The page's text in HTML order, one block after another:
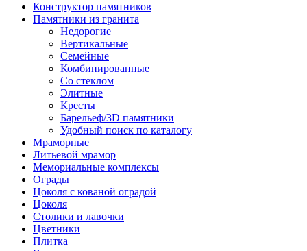
Конструктор памятников
Памятники из гранита
Недорогие
Вертикальные
Семейные
Комбинированные
Со стеклом
Элитные
Кресты
Барельеф/3D памятники
Удобный поиск по каталогу
Мраморные
Литьевой мрамор
Мемориальные комплексы
Ограды
Цоколя с кованой оградой
Цоколя
Столики и лавочки
Цветники
Плитка